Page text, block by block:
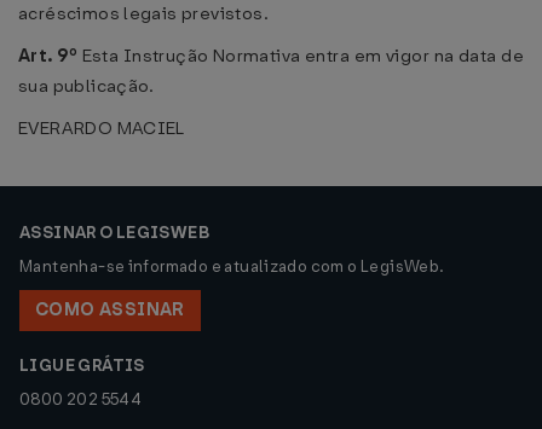
acréscimos legais previstos.
Art. 9º Esta Instrução Normativa entra em vigor na data de
sua publicação.
EVERARDO MACIEL
ASSINAR O LEGISWEB
Mantenha-se informado e atualizado com o LegisWeb.
COMO ASSINAR
LIGUE GRÁTIS
0800 202 5544